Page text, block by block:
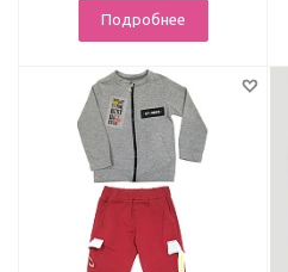
Подробнее